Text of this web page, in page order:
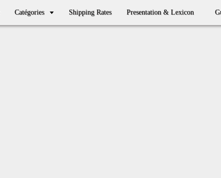
Catégories Shipping Rates Presentation & Lexicon